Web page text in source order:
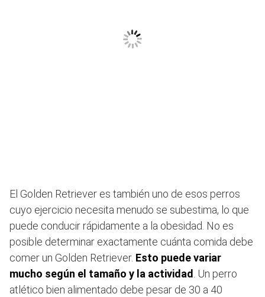
El Golden Retriever es también uno de esos perros
cuyo ejercicio necesita menudo se subestima, lo que
puede conducir rápidamente a la obesidad. No es
posible determinar exactamente cuánta comida debe
comer un Golden Retriever. Esto puede variar
mucho según el tamaño y la actividad. Un perro
atlético bien alimentado debe pesar de 30 a 40